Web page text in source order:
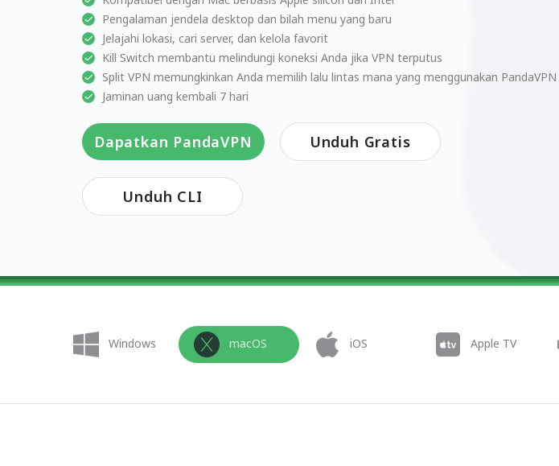
Pengalaman jendela desktop dan bilah menu yang baru
Jelajahi lokasi, cari server, dan kelola favorit
Kill Switch membantu melindungi koneksi Anda jika VPN terputus
Split VPN memungkinkan Anda memilih lalu lintas mana yang menggunakan PandaVPN
Jaminan uang kembali 7 hari
Dapatkan PandaVPN Unduh Gratis
Unduh CLI
Windows macOS iOS Apple TV